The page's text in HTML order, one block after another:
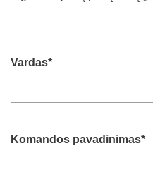
Vardas*
Komandos pavadinimas*